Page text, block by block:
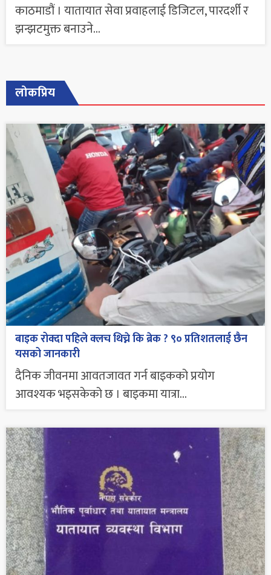
काठमाडौं । यातायात सेवा प्रवाहलाई डिजिटल, पारदर्शी र
झन्झटमुक्त बनाउने...
लोकप्रिय
बाइक रोक्दा पहिले क्लच थिच्ने कि ब्रेक ? ९० प्रतिशतलाई छैन
यसको जानकारी
दैनिक जीवनमा आवतजावत गर्न बाइकको प्रयोग
आवश्यक भइसकेको छ । बाइकमा यात्रा...